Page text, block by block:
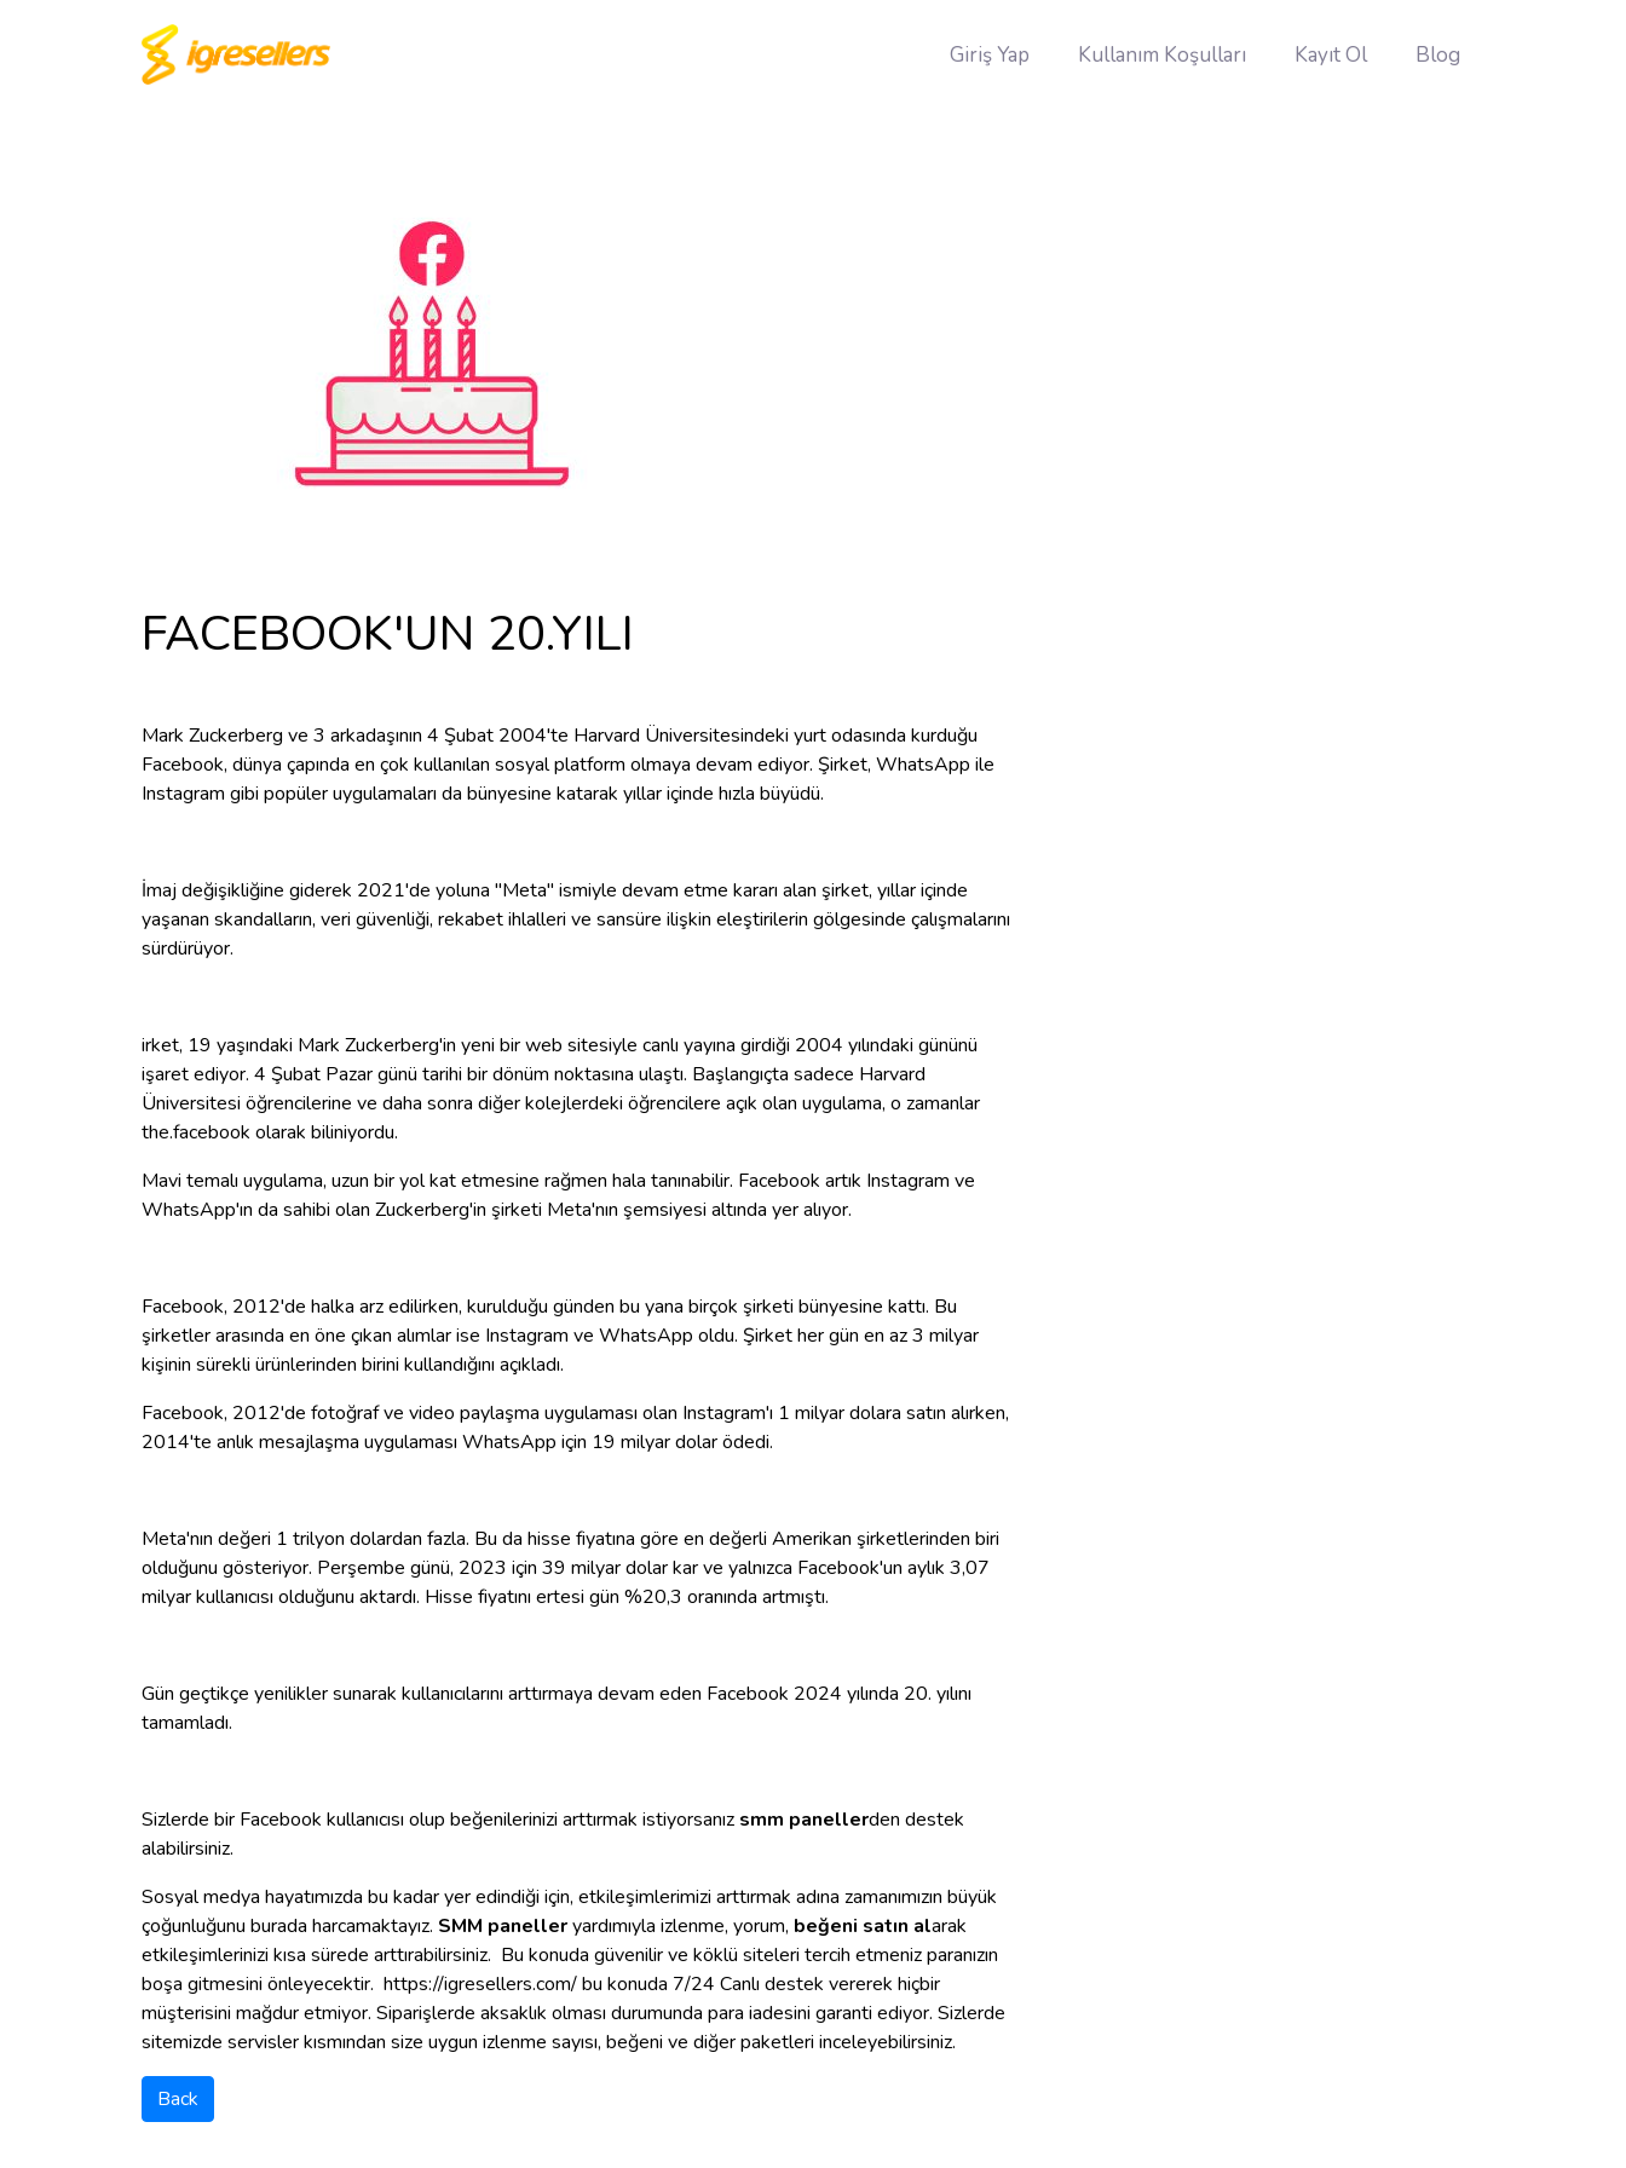
Giriş Yap Kullanım Koşulları Kayıt Ol Blog
FACEBOOK'UN 20.YILI
Mark Zuckerberg ve 3 arkadaşının 4 Şubat 2004'te Harvard Üniversitesindeki yurt odasında kurduğu
Facebook, dünya çapında en çok kullanılan sosyal platform olmaya devam ediyor. Şirket, WhatsApp ile
Instagram gibi popüler uygulamaları da bünyesine katarak yıllar içinde hızla büyüdü.
İmaj değişikliğine giderek 2021'de yoluna "Meta" ismiyle devam etme kararı alan şirket, yıllar içinde
yaşanan skandalların, veri güvenliği, rekabet ihlalleri ve sansüre ilişkin eleştirilerin gölgesinde çalışmalarını
sürdürüyor.
irket, 19 yaşındaki Mark Zuckerberg'in yeni bir web sitesiyle canlı yayına girdiği 2004 yılındaki gününü
işaret ediyor. 4 Şubat Pazar günü tarihi bir dönüm noktasına ulaştı. Başlangıçta sadece Harvard
Üniversitesi öğrencilerine ve daha sonra diğer kolejlerdeki öğrencilere açık olan uygulama, o zamanlar
the.facebook olarak biliniyordu.
Mavi temalı uygulama, uzun bir yol kat etmesine rağmen hala tanınabilir. Facebook artık Instagram ve
WhatsApp'ın da sahibi olan Zuckerberg'in şirketi Meta'nın şemsiyesi altında yer alıyor.
Facebook, 2012'de halka arz edilirken, kurulduğu günden bu yana birçok şirketi bünyesine kattı. Bu
şirketler arasında en öne çıkan alımlar ise Instagram ve WhatsApp oldu. Şirket her gün en az 3 milyar
kişinin sürekli ürünlerinden birini kullandığını açıkladı.
Facebook, 2012'de fotoğraf ve video paylaşma uygulaması olan Instagram'ı 1 milyar dolara satın alırken,
2014'te anlık mesajlaşma uygulaması WhatsApp için 19 milyar dolar ödedi.
Meta'nın değeri 1 trilyon dolardan fazla. Bu da hisse fiyatına göre en değerli Amerikan şirketlerinden biri
olduğunu gösteriyor. Perşembe günü, 2023 için 39 milyar dolar kar ve yalnızca Facebook'un aylık 3,07
milyar kullanıcısı olduğunu aktardı. Hisse fiyatını ertesi gün %20,3 oranında artmıştı.
Gün geçtikçe yenilikler sunarak kullanıcılarını arttırmaya devam eden Facebook 2024 yılında 20. yılını
tamamladı.
Sizlerde bir Facebook kullanıcısı olup beğenilerinizi arttırmak istiyorsanız smm panellerden destek
alabilirsiniz.
Sosyal medya hayatımızda bu kadar yer edindiği için, etkileşimlerimizi arttırmak adına zamanımızın büyük
çoğunluğunu burada harcamaktayız. SMM panelleryardımıyla izlenme, yorum, beğeni satın alarak
etkileşimlerinizi kısa sürede arttırabilirsiniz. Bu konuda güvenilir ve köklü siteleri tercih etmeniz paranızın
boşa gitmesini önleyecektir. https://igresellers.com/ bu konuda 7/24 Canlı destek vererek hiçbir
müşterisini mağdur etmiyor. Siparişlerde aksaklık olması durumunda para iadesini garanti ediyor. Sizlerde
sitemizde servisler kısmından size uygun izlenme sayısı, beğeni ve diğer paketleri inceleyebilirsiniz.
Back